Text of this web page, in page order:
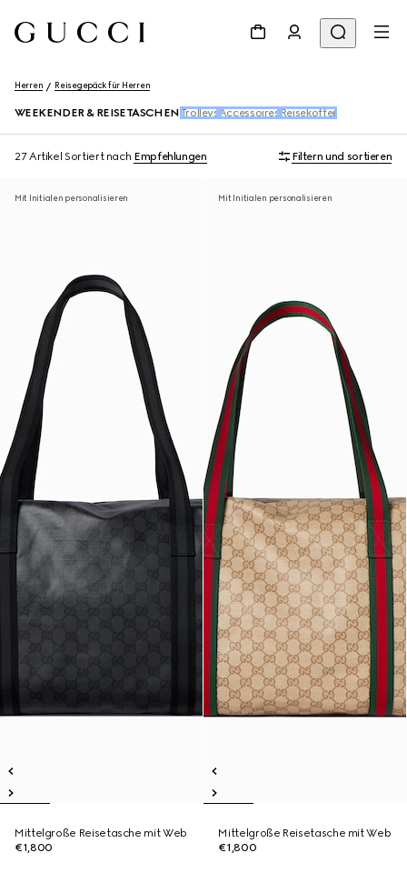
Herren Reisegepäck für Herren
WEEKENDER & REISETASCHEN Trolleys Accessoires Reisekoffer
27 Artikel Sortiert nach Empfehlungen Filtern und sortieren
Mit Initialen personalisieren
Mittelgroße Reisetasche mit Web
€1,800
Mit Initialen personalisieren
Mittelgroße Reisetasche mit Web
€1,800